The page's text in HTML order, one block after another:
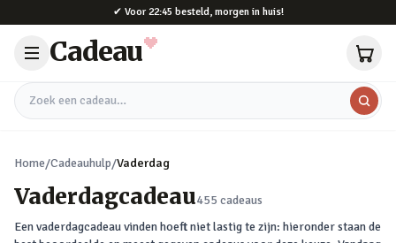
✔ Voor 22:45 besteld, morgen in huis!
Cadeau
Zoek een cadeau
Home/Cadeauhulp/Vaderdag
Vaderdagcadeau455 cadeaus
Een vaderdagcadeau vinden hoeft niet lastig te zijn: hieronder staan de